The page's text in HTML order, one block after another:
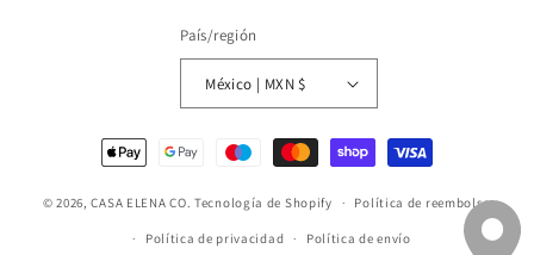
País/región
México | MXN $
Formas
de
pago
© 2026,CASA ELENA CO. Tecnología de Shopify Política de reembolso
Política de privacidad Política de envío